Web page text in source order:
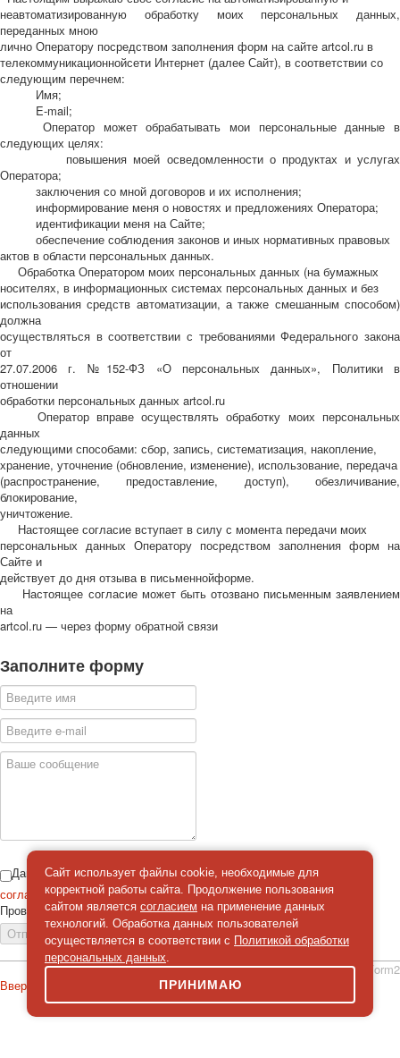
Комбинат Цветной Печати
Армия и полиция
Недорогие колоды для игры
Юмор
Открытки
С Новым годом!
8 марта
Поздравляю
Свадьба
С днём рождения!
Октябрьская революция
С рождеством
9 мая - день победы
Разные пожелания
Приглашение
Новости
Новости карточных колод
Новости открыток
О сайте
Ссылки
Наше видео
Избранное
неавтоматизированную обработку моих персональных данных,
переданных мною
лично Оператору посредством заполнения форм на сайте artcol.ru в
телекоммуникационнойсети Интернет (далее Сайт), в соответствии со
следующим перечнем:
Имя;
E-mail;
Оператор может обрабатывать мои персональные данные в
следующих целях:
повышения моей осведомленности о продуктах и услугах
Оператора;
заключения со мной договоров и их исполнения;
информирование меня о новостях и предложениях Оператора;
идентификации меня на Сайте;
обеспечение соблюдения законов и иных нормативных правовых
актов в области персональных данных.
Обработка Оператором моих персональных данных (на бумажных
носителях, в информационных системах персональных данных и без
использования средств автоматизации, а также смешанным способом)
должна
осуществляться в соответствии с требованиями Федерального закона
от
27.07.2006 г. №152-ФЗ «О персональных данных», Политики в
отношении
обработки персональных данных artcol.ru
Оператор вправе осуществлять обработку моих персональных
данных
следующими способами: сбор, запись, систематизация, накопление,
хранение, уточнение (обновление, изменение), использование, передача
(распространение, предоставление, доступ), обезличивание,
блокирование,
уничтожение.
Настоящее согласие вступает в силу с момента передачи моих
персональных данных Оператору посредством заполнения форм на
Сайте и
действует до дня отзыва в письменнойформе.
Настоящее согласие может быть отозвано письменным заявлением
на
artcol.ru — через форму обратной связи
Заполните форму
Даю
согласиена обработку персональных данных
Проверка*
Отправить сообщение
simpleForm2
Вверх
Сайт использует файлы cookie, необходимые для
корректной работы сайта. Продолжение пользования
сайтом является согласием на применение данных
технологий. Обработка данных пользователей
осуществляется в соответствии с Политикой обработки
персональных данных.
ПРИНИМАЮ